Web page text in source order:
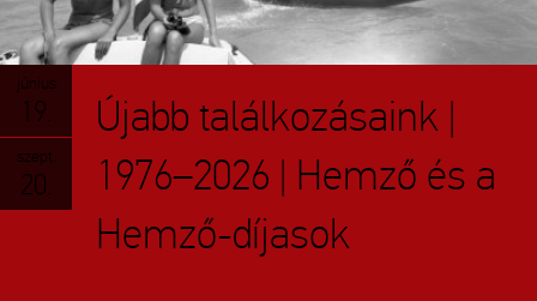
június
19.
szept.
20.
Újabb találkozásaink |
1976–2026 | Hemző és a
Hemző-díjasok